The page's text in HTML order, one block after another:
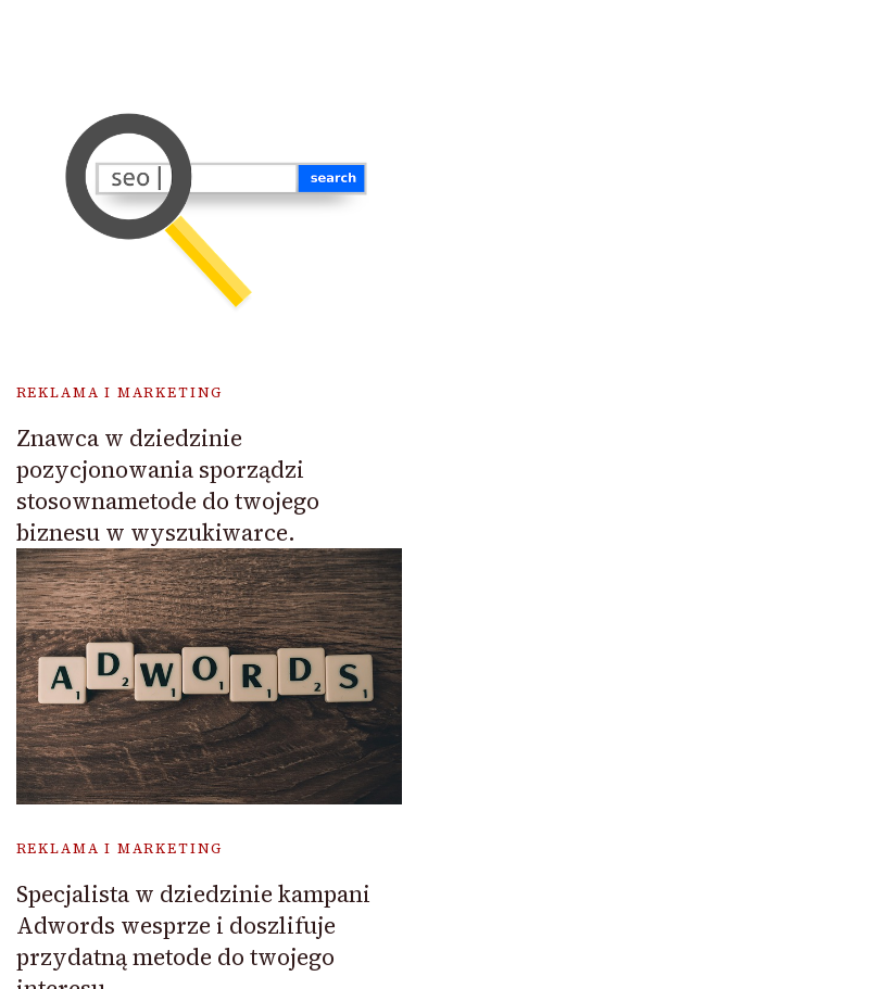
REKLAMA I MARKETING
Znawca w dziedzinie
pozycjonowania sporządzi
stosownametode do twojego
biznesu w wyszukiwarce.
REKLAMA I MARKETING
Specjalista w dziedzinie kampani
Adwords wesprze i doszlifuje
przydatną metode do twojego